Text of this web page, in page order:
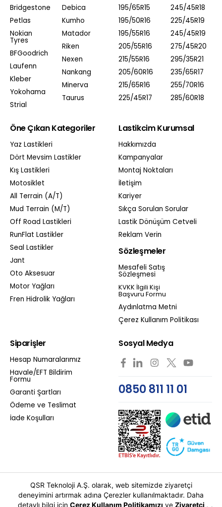
Bridgestone
Petlas
Nokian
Tyres
BFGoodrich
Laufenn
Kleber
Yokohama
Strial
Debica
Kumho
Matador
Riken
Nexen
Nankang
Minerva
Taurus
195/65R15
195/50R16
195/55R16
205/55R16
215/55R16
205/60R16
215/65R16
225/45R17
245/45R18
225/45R19
245/45R19
275/45R20
295/35R21
235/65R17
255/70R16
285/60R18
Öne Çıkan Kategoriler
Yaz Lastikleri
Dört Mevsim Lastikler
Kış Lastikleri
Motosiklet
All Terrain (A/T)
Mud Terrain (M/T)
Off Road Lastikleri
RunFlat Lastikler
Seal Lastikler
Jant
Oto Aksesuar
Motor Yağları
Fren Hidrolik Yağları
Lastikcim Kurumsal
Hakkımızda
Kampanyalar
Montaj Noktaları
İletişim
Kariyer
Sıkça Sorulan Sorular
Lastik Dönüşüm Cetveli
Reklam Verin
Sözleşmeler
Mesafeli Satış
Sözleşmesi
KVKK İlgili Kişi
Başvuru Formu
Aydınlatma Metni
Çerez Kullanım Politikası
Siparişler
Hesap Numaralarımız
Havale/EFT Bildirim
Formu
Garanti Şartları
Ödeme ve Teslimat
İade Koşulları
Sosyal Medya
0850 811 11 01
QSR Teknoloji A.Ş. olarak, web sitemizde ziyaretçi
deneyimini artırmak adına Çerezler kullanılmaktadır. Daha
detaylı bilgi için Çerez Kullanım Politikamızı ve Ziyaretçi